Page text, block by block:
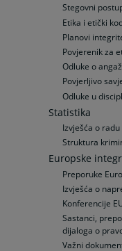
Stegovni
Etika i etički
Planovi
Povjerenik za
Odluke o
Povjerljivo
Odluke u
Statistika
Izvješća o
Struktura
Europske
Preporuke
Izvješća o
Konferencije
Sastanci,
dijaloga o
Važni